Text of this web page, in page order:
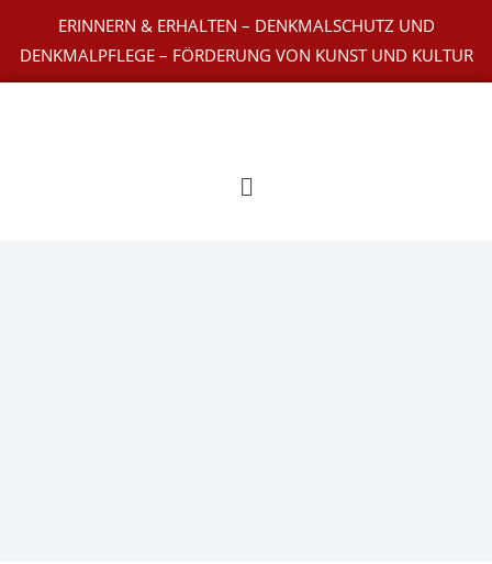
Inhalt
springen
ERINNERN & ERHALTEN – DENKMALSCHUTZ UND
DENKMALPFLEGE – FÖRDERUNG VON KUNST UND KULTUR
Main